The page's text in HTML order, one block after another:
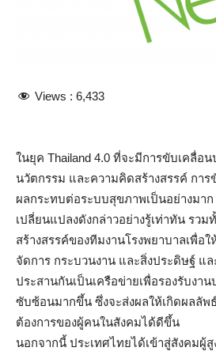
Views : 6,433
ในยุค Thailand 4.0 ที่จะมีการขับเคลื่อ
นวัตกรรม และความคิดสร้างสรรค์ การ
ผลกระทบต่อระบบสุขภาพเป็นอย่างมาก
เปลี่ยนแปลงดังกล่าวอย่างรู้เท่าทัน รว
สร้างสรรค์ของทีมงานโรงพยาบาลเพื่อ
จัดการ กระบวนงาน และสิ่งประดิษฐ์ แล
ประสานกันเป็นเครือข่ายเพื่อรองรับงา
ซับซ้อนมากขึ้น ซึ่งจะส่งผลให้เกิดผลลัพ
ต้องการของผู้คนในสังคมได้ดีขึ้น
นอกจากนี้ ประเทศไทยได้เข้าสู่สังคมผู้